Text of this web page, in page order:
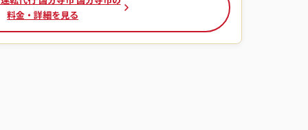
料金・詳細を見る